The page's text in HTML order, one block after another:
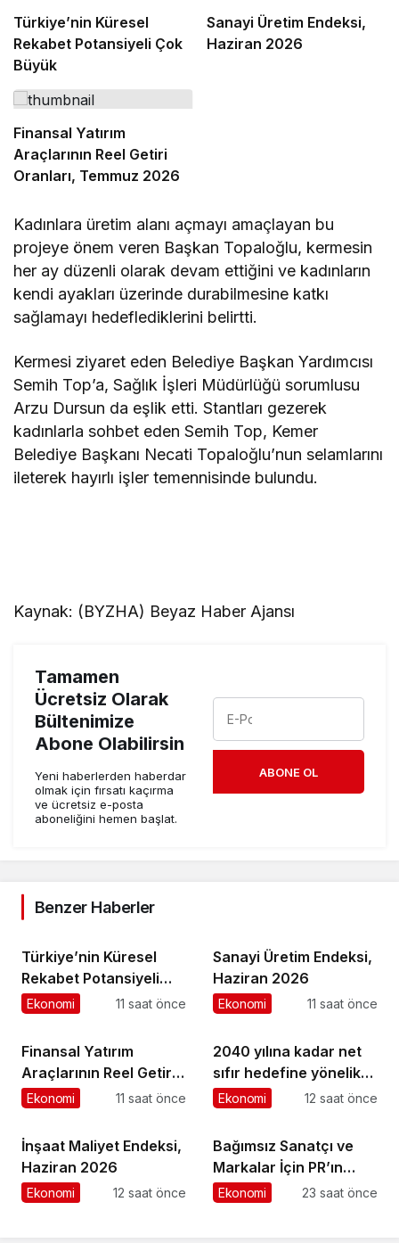
Türkiye’nin Küresel
Rekabet Potansiyeli Çok
Büyük
Sanayi Üretim Endeksi,
Haziran 2026
Finansal Yatırım
Araçlarının Reel Getiri
Oranları, Temmuz 2026
Kadınlara üretim alanı açmayı amaçlayan bu
projeye önem veren Başkan Topaloğlu, kermesin
her ay düzenli olarak devam ettiğini ve kadınların
kendi ayakları üzerinde durabilmesine katkı
sağlamayı hedeflediklerini belirtti.
Kermesi ziyaret eden Belediye Başkan Yardımcısı
Semih Top’a, Sağlık İşleri Müdürlüğü sorumlusu
Arzu Dursun da eşlik etti. Stantları gezerek
kadınlarla sohbet eden Semih Top, Kemer
Belediye Başkanı Necati Topaloğlu’nun selamlarını
ileterek hayırlı işler temennisinde bulundu.
Kaynak: (BYZHA) Beyaz Haber Ajansı
Tamamen
Ücretsiz Olarak
Bültenimize
Abone Olabilirsin
Yeni haberlerden haberdar
olmak için fırsatı kaçırma
ve ücretsiz e-posta
aboneliğini hemen başlat.
ABONE OL
Benzer Haberler
Türkiye’nin Küresel
Rekabet Potansiyeli
Çok Büyük
Ekonomi 11 saat önce
Sanayi Üretim Endeksi,
Haziran 2026
Ekonomi 11 saat önce
Finansal Yatırım
Araçlarının Reel Getiri
Oranları, Temmuz
Ekonomi 11 saat önce
2040 yılına kadar net
sıfır hedefine yönelik
kararlılığını güçlendirdi
Ekonomi 12 saat önce
İnşaat Maliyet Endeksi,
Haziran 2026
Ekonomi 12 saat önce
Bağımsız Sanatçı ve
Markalar İçin PR’ın
Kuralları Değişiyor
Ekonomi 23 saat önce